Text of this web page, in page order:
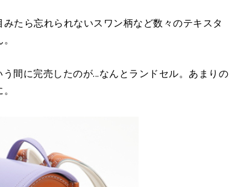
たら忘れられないスワン柄など数々のテキスタ
間に完売したのが...なんとランドセル。あまりの